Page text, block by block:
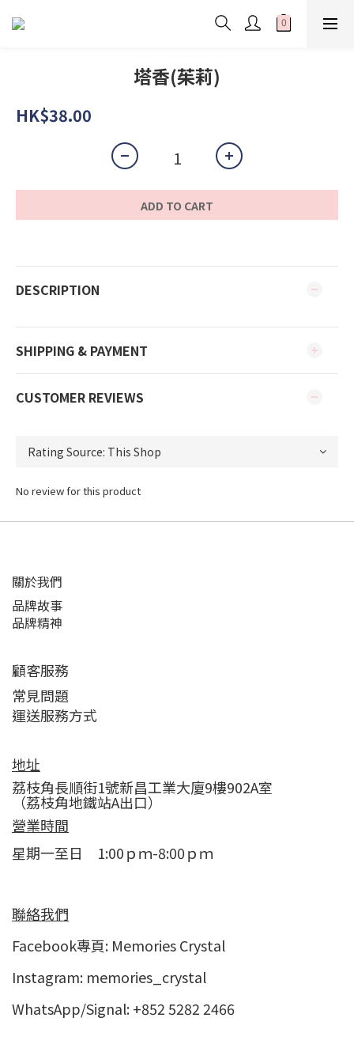
塔香(茱莉)
HK$38.00
ADD TO CART
DESCRIPTION
SHIPPING & PAYMENT
CUSTOMER REVIEWS
No review for this product
關於我們
品牌故事
品牌精神
顧客服務
常見問題
運送服務方式
地址
荔枝角長順街1號新昌工業大廈9樓902A室
（荔枝角地鐵站A出口）
營業時間
星期一至日 1:00ｐｍ-8:00ｐｍ
聯絡我們
Facebook專頁: Memories Crystal
Instagram: memories_crystal
WhatsApp/Signal: +852 5282 2466